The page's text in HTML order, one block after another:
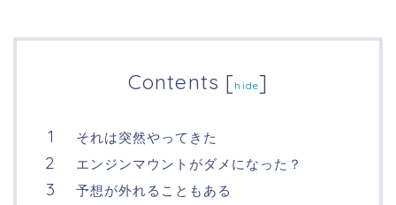
Contents [hide]
それは突然やってきた
エンジンマウントがダメになった？
予想が外れることもある